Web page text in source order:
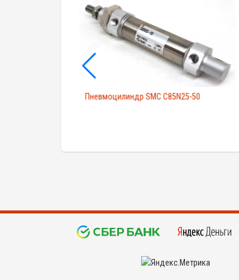
Пневмоцилиндр SMC C85N25-50